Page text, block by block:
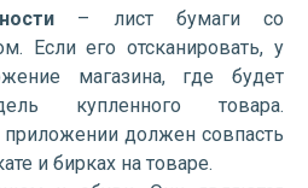
– лист бумаги со
Если его отсканировать, у
магазина, где будет
купленного товара.
должен совпасть
и бирках на товаре.